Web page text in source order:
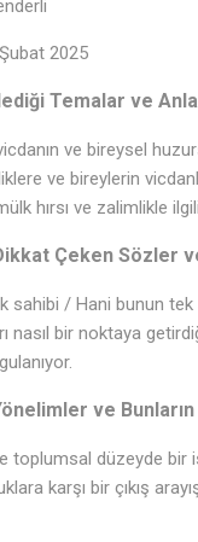
2025
Temalar ve
ve bireysel
ve bireylerin
hırsı ve zalimlikle
Çeken Sözler
sahibi / Hani bunun
nasıl bir noktaya
ve Bunların
toplumsal düzeyde bir
karşı bir çıkış